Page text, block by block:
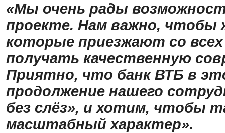
«Мы очень рады
проекте. Нам важно, чтобы
которые приезжают со
получать качественную
Приятно, что банк ВТБ в
продолжение нашего
без слёз», и хотим, чтобы
масштабный характер».